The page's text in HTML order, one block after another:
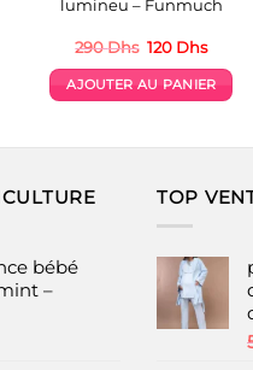
lumineu – Funmuch
290Dhs Le
initial
était :
120 DhsLe
actuel
est :
AJOUTER AU PANIER
bébé
–
TOP